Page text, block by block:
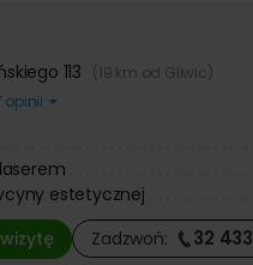
113 (19 km od Gliwic)
opinii
estetycznej
Zadzwoń: 32 433